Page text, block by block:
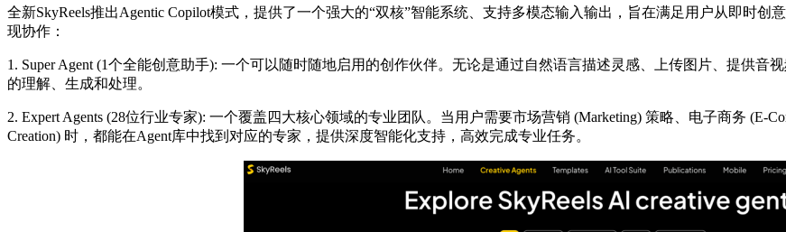
全新SkyReels推出Agentic Copilot模式，提供了一个强大的“双核”智能系统、支持多模态输入输出，旨在满足用户从即时
现协作：
1. Super Agent (1个全能创意助手): 一个可以随时随地启用的创作伙伴。无论是通过自然语言描述灵感、上传图片、提供音
的理解、生成和处理。
2. Expert Agents (28位行业专家): 一个覆盖四大核心领域的专业团队。当用户需要市场营销 (Marketing) 策略、电子商务 (E-
Creation) 时，都能在Agent库中找到对应的专家，提供深度智能化支持，高效完成专业任务。